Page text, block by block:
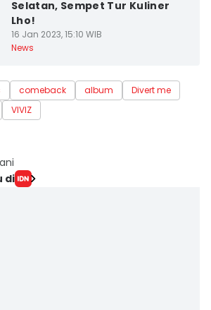
Selatan, Sempet Tur Kuliner
Lho!
16 Jan 2023, 15:10 WIB
News
comeback album
Divert me
VIVIZ
di